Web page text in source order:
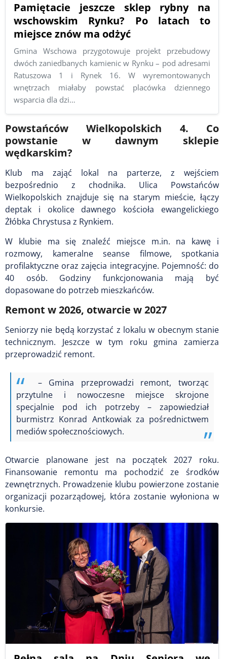
Pamiętacie jeszcze sklep rybny na
wschowskim Rynku? Po latach to
miejsce znów ma odżyć
Gmina Wschowa przygotowuje projekt przebudowy
dwóch zaniedbanych kamienic w Rynku – pod adresami
Ratuszowa 1 i Rynek 16. W wyremontowanych
wnętrzach miałaby powstać placówka dziennego
wsparcia dla dzi…
Powstańców Wielkopolskich 4. Co
powstanie w dawnym sklepie
wędkarskim?
Klub ma zająć lokal na parterze, z wejściem
bezpośrednio z chodnika. Ulica Powstańców
Wielkopolskich znajduje się na starym mieście, łączy
deptak i okolice dawnego kościoła ewangelickiego
Żłóbka Chrystusa z Rynkiem.
W klubie ma się znaleźć miejsce m.in. na kawę i
rozmowy, kameralne seanse filmowe, spotkania
profilaktyczne oraz zajęcia integracyjne. Pojemność: do
40 osób. Godziny funkcjonowania mają być
dopasowane do potrzeb mieszkańców.
Remont w 2026, otwarcie w 2027
Seniorzy nie będą korzystać z lokalu w obecnym stanie
technicznym. Jeszcze w tym roku gmina zamierza
przeprowadzić remont.
– Gmina przeprowadzi remont, tworząc
przytulne i nowoczesne miejsce skrojone
specjalnie pod ich potrzeby – zapowiedział
burmistrz Konrad Antkowiak za pośrednictwem
mediów społecznościowych.
Otwarcie planowane jest na początek 2027 roku.
Finansowanie remontu ma pochodzić ze środków
zewnętrznych. Prowadzenie klubu powierzone zostanie
organizacji pozarządowej, która zostanie wyłoniona w
konkursie.